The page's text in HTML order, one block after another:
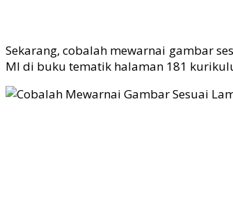
Sekarang, cobalah mewarnai gambar
MI di buku tematik halaman 181